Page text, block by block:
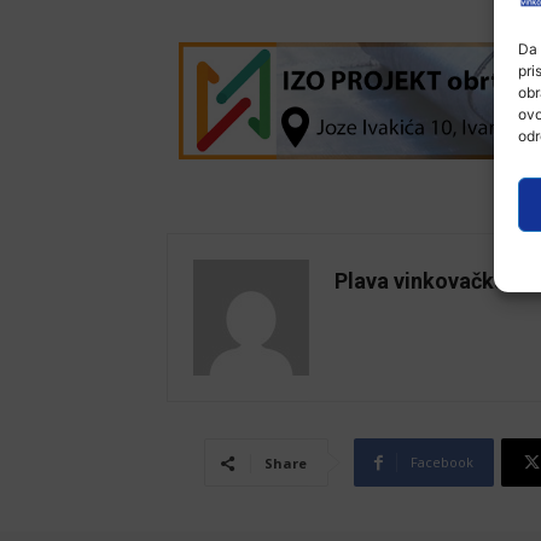
Plava vinkovačka
Share Facebook